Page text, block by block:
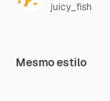
juicy_fish
Mesmo estilo